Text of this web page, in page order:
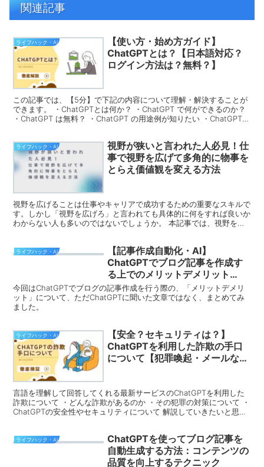
関連記事
ライフハック・AI
【使い方・始め方ガイド】
ChatGPTとは？【日本語対応？
ログイン方法は？無料？】
この記事では、【5分】で下記の内容について理解・解決することが
できます。 ・ChatGPTとは何か？ ・ChatGPT で何ができるのか？
・ChatGPT は無料？ ・ChatGPT の用途例が知りたい ・ChatGPTの
ライフハック・AI
視野が狭いと言われた人必見！仕
事で視野を広げて多角的に物事を
とらえ価値観を変える方法
視野を広げることは仕事やキャリアで成功するための重要なスキルで
す。しかし「視野を広げろ」と言われても具体的に何をすれば良いか
わからない人も多いのではないでしょうか。 本記事では、視野を広
ライフハック・AI
【記事作成自動化・AI】
ChatGPTでブログ記事を作成す
る上でのメリットデメリット
【SEOを含めての検証】
今回はChatGPTでブログの記事作成を行う際の、「メリットデメリ
ット」について、ただChatGPTに聞いた文章ではなく、まとめてみ
ました。
ライフハック・AI
【安全？セキュリティは？】
ChatGPTを利用した詐欺の手口
について【犯罪喚起・メールな
言語を理解して回答してくれる最新サービスのChatGPTを利用した
詐欺について ・どんな詐欺があるのか ・その犯罪の対策について ・
ChatGPTの安全性やセキュリティについて 解説していきたいと思い
ライフハック・AI
ChatGPTを使ってブログ記事を
自動生成する方法：コンテンツの
品質を向上するテクニック